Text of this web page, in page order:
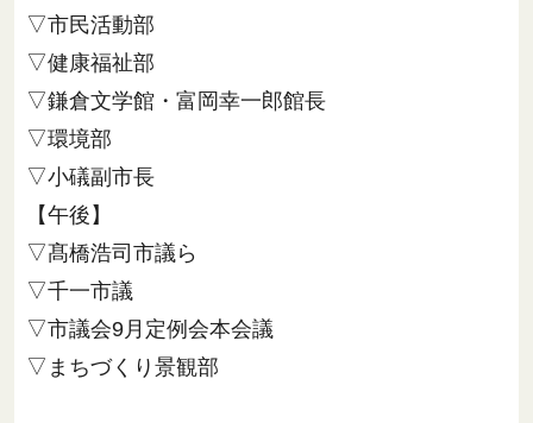
▽市民活動部
▽健康福祉部
▽鎌倉文学館・富岡幸一郎館長
▽環境部
▽小礒副市長
【午後】
▽髙橋浩司市議ら
▽千一市議
▽市議会9月定例会本会議
▽まちづくり景観部